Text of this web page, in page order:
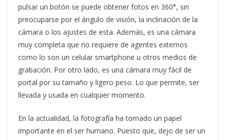
pulsar un botón se puede obtener fotos en 360°, sin
preocuparse por el ángulo de visión, la inclinación de la
cámara o los ajustes de esta. Además, es una cámara
muy completa que no requiere de agentes externos
como lo son un celular smartphone u otros medios de
grabación. Por otro lado, es una cámara muy fácil de
portal por su tamaño y ligero peso. Lo que permite, ser
llevada y usada en cualquier momento.
En la actualidad, la fotografía ha tomado un papel
importante en el ser humano. Puesto que, dejo de ser un